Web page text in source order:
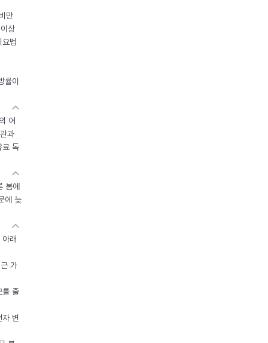
만
상
법
률이
어
과
료 독
봄에
에 늦
래
가
를 줄
변